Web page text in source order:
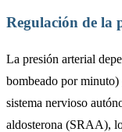
Regulación de la
La presión arterial
bombeado por minuto)
sistema nervioso
aldosterona (SRAA),